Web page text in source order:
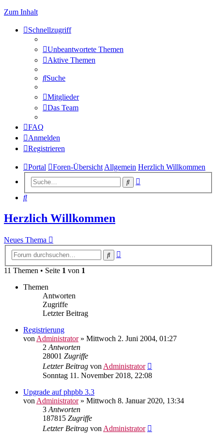
Zum Inhalt
Schnellzugriff
Unbeantwortete Themen
Aktive Themen
Suche
Mitglieder
Das Team
FAQ
Anmelden
Registrieren
Portal Foren-Übersicht Allgemein Herzlich Willkommen
Suche
Suche
Herzlich Willkommen
Neues Thema
Suche
11 Themen • Seite 1 von 1
Themen
Antworten
Zugriffe
Letzter Beitrag
Registrierung
von Administrator» Mittwoch 2. Juni 2004, 01:27
2 Antworten
28001 Zugriffe
Letzter Beitrag von Administrator
Sonntag 11. November 2018, 22:08
Upgrade auf phpbb 3.3
von Administrator» Mittwoch 8. Januar 2020, 13:34
3 Antworten
187815 Zugriffe
Letzter Beitrag von Administrator